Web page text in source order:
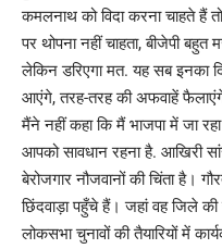
कमलनाथ को विदा करना चाहते हैं
पर थोपना नहीं चाहता, बीजेपी
लेकिन डरिएगा मत. यह सब इनका
आएंगे, तरह-तरह की अफवाहें
मैंने नहीं कहा कि मैं भाजपा में जा
आपको सावधान रहना है. आखिरी
बेरोजगार नौजवानों की चिंता है।
छिंदवाड़ा पहुँचे हैं। जहां वह जिले की
लोकसभा चुनावों की तैयारियों में